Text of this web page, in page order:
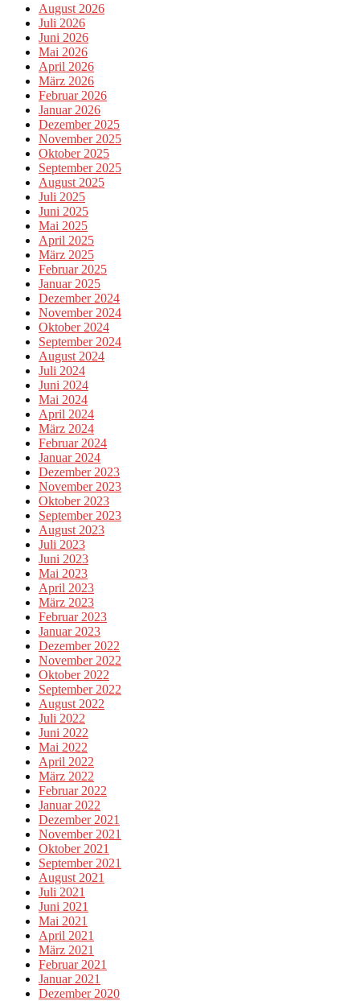
August 2026
Juli 2026
Juni 2026
Mai 2026
April 2026
März 2026
Februar 2026
Januar 2026
Dezember 2025
November 2025
Oktober 2025
September 2025
August 2025
Juli 2025
Juni 2025
Mai 2025
April 2025
März 2025
Februar 2025
Januar 2025
Dezember 2024
November 2024
Oktober 2024
September 2024
August 2024
Juli 2024
Juni 2024
Mai 2024
April 2024
März 2024
Februar 2024
Januar 2024
Dezember 2023
November 2023
Oktober 2023
September 2023
August 2023
Juli 2023
Juni 2023
Mai 2023
April 2023
März 2023
Februar 2023
Januar 2023
Dezember 2022
November 2022
Oktober 2022
September 2022
August 2022
Juli 2022
Juni 2022
Mai 2022
April 2022
März 2022
Februar 2022
Januar 2022
Dezember 2021
November 2021
Oktober 2021
September 2021
August 2021
Juli 2021
Juni 2021
Mai 2021
April 2021
März 2021
Februar 2021
Januar 2021
Dezember 2020